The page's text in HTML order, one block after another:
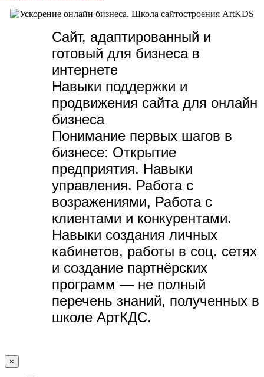
Сайт, адаптированный и
готовый для бизнеса в
интернете
Навыки поддержки и
продвижения сайта для онлайн
бизнеса
Понимание первых шагов в
бизнесе: Открытие
предприятия. Навыки
управления. Работа с
возражениями, Работа с
клиентами и конкурентами.
Навыки создания личных
кабинетов, работы в соц. сетях
и создание партнёрских
программ — не полный
перечень знаний, полученных в
школе АртКДС.
×